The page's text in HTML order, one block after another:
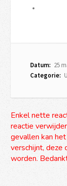
Datum: 25
Categorie:
Enkel nette
reactie
gevallen kan
verschijnt, deze
worden.